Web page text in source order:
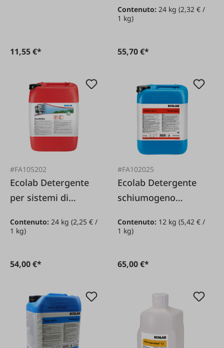
11,55 €*
Star *
Contenuto: 24 kg(2,32 € /
1 kg)
55,70 €*
#FA105202
Ecolab Detergente
per sistemi di
Star *
Contenuto: 24 kg (2,25 € /
1 kg)
54,00 €*
#FA102025
Ecolab Detergente
schiumogeno
Contenuto: 12 kg(5,42 € /
1 kg)
65,00 €*